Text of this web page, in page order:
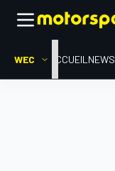
WEC ACCUEIL NEWS